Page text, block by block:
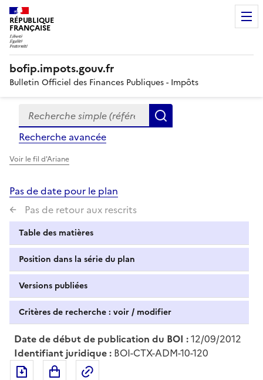
RÉPUBLIQUE
FRANÇAISE
bofip.impots.gouv.fr
Bulletin Officiel des Finances Publiques - Impôts
Formulaire
de
recherche
Recherche simple (références, mots clés, partie du
Recherche avancée
Voir le fil d'Ariane
Pas de date pour le plan
Pas de retour aux rescrits
Table des matières
Position dans la série du plan
Versions publiées
Critères de recherche : voir / modifier
Date de début de publication du BOI :12/09/2012
Identifiant juridique : BOI-CTX-ADM-10-120
Exporter le document au format pdf